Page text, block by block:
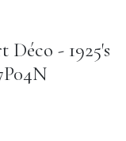
- 1925's